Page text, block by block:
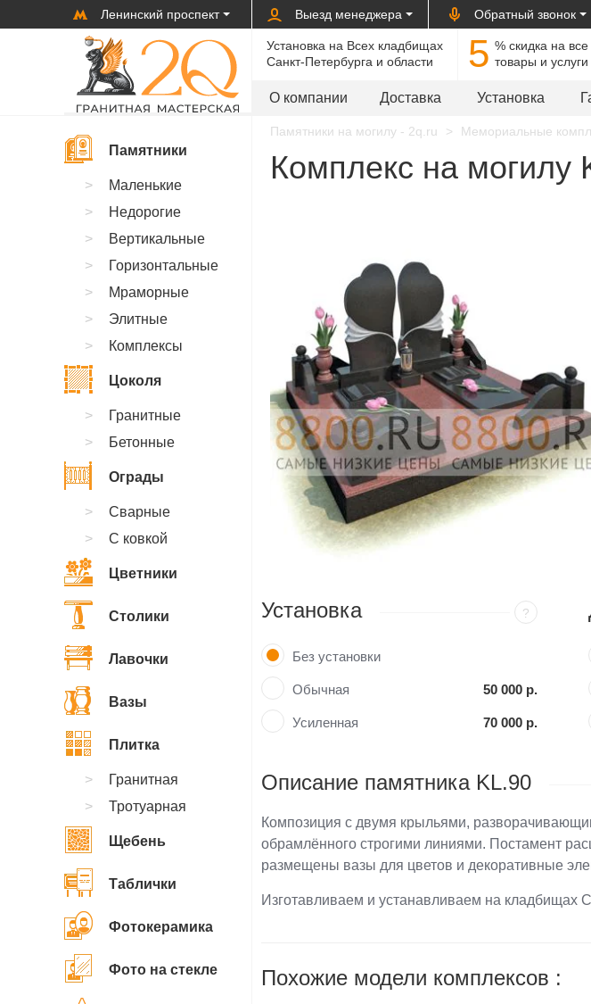
Ленинский проспект Выезд менеджера Обратный звонок
Установка на Всех кладбищах
Санкт-Петербурга и области
5 % cкидка на все
товары и услуги
О компании Доставка Установка
Памятники на могилу - 2q.ru Мемориальные
Комплекс на могилу
?
Установка
Без установки
50 000 р.
Обычная
70 000 р.
Усиленная
Описание памятника KL.90
Композиция с двумя крыльями,
обрамлённого строгими линиями. Постамент
размещены вазы для цветов и декоративные
Изготавливаем и устанавливаем на кладбищах
Похожие модели комплексов :
Памятники
Маленькие
Недорогие
Вертикальные
Горизонтальные
Мраморные
Элитные
Комплексы
Цоколя
Гранитные
Бетонные
Ограды
Сварные
С ковкой
Цветники
Столики
Лавочки
Вазы
Плитка
Гранитная
Тротуарная
Щебень
Таблички
Фотокерамика
Фото на стекле